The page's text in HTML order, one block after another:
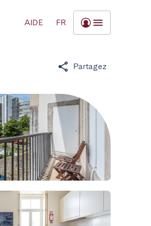
AIDE FR
Partagez